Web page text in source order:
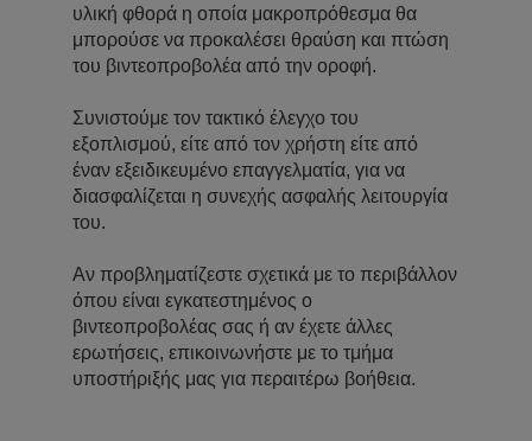
υλική φθορά η οποία μακροπρόθεσμα θα
μπορούσε να προκαλέσει θραύση και πτώση
του βιντεοπροβολέα από την οροφή.
Συνιστούμε τον τακτικό έλεγχο του
εξοπλισμού, είτε από τον χρήστη είτε από
έναν εξειδικευμένο επαγγελματία, για να
διασφαλίζεται η συνεχής ασφαλής λειτουργία
του.
Αν προβληματίζεστε σχετικά με το περιβάλλον
όπου είναι εγκατεστημένος ο
βιντεοπροβολέας σας ή αν έχετε άλλες
ερωτήσεις, επικοινωνήστε με το τμήμα
υποστήριξής μας για περαιτέρω βοήθεια.